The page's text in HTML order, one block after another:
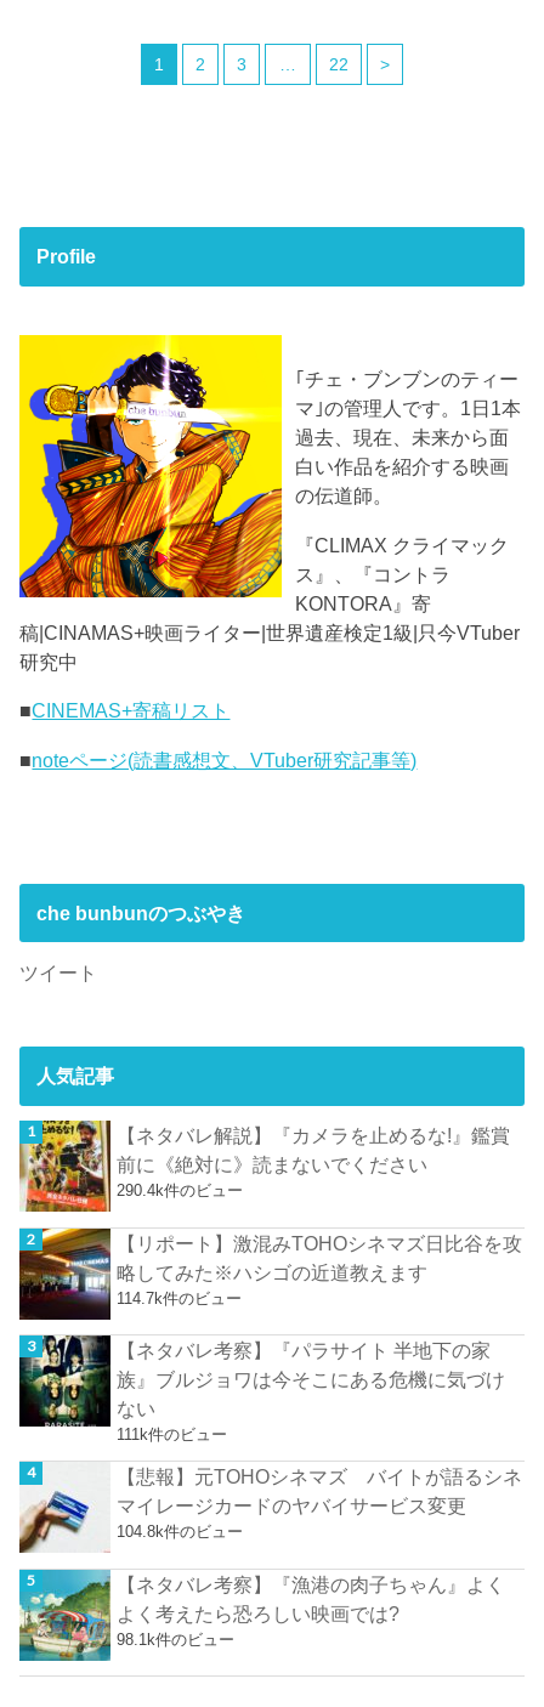
1 2 3 22 >
Profile
｢チェ・ブンブンのティー
マ｣の管理人です。1日1本
過去、現在、未来から面
白い作品を紹介する映画
の伝道師。
『CLIMAX クライマック
ス』、『コントラ
KONTORA』寄
稿|CINAMAS+映画ライター|世界遺産検定1級|只今VTuber
研究中
■CINEMAS+寄稿リスト
■noteページ(読書感想文、VTuber研究記事等)
che bunbunのつぶやき
ツイート
人気記事
【ネタバレ解説】『カメラを止めるな!』鑑賞
前に《絶対に》読まないでください
290.4k件のビュー
【リポート】激混みTOHOシネマズ日比谷を攻
略してみた※ハシゴの近道教えます
114.7k件のビュー
【ネタバレ考察】『パラサイト 半地下の家
族』ブルジョワは今そこにある危機に気づけ
ない
111k件のビュー
【悲報】元TOHOシネマズ バイトが語るシネ
マイレージカードのヤバイサービス変更
104.8k件のビュー
【ネタバレ考察】『漁港の肉子ちゃん』よく
よく考えたら恐ろしい映画では?
98.1k件のビュー